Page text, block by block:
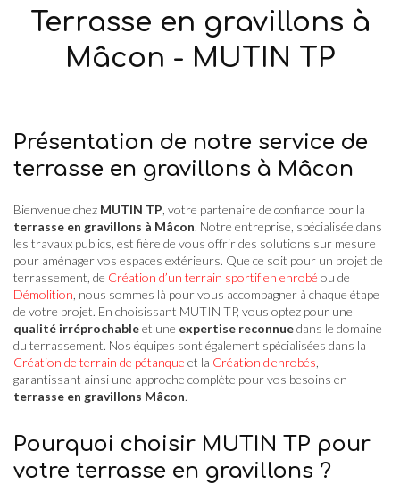
Terrasse en gravillons à
Mâcon - MUTIN TP
Présentation de notre service de
terrasse en gravillons à Mâcon
Bienvenue chez MUTIN TP , votre partenaire de confiance pour la
terrasse en gravillons à Mâcon. Notre entreprise, spécialisée dans
les travaux publics, est fière de vous offrir des solutions sur mesure
pour aménager vos espaces extérieurs. Que ce soit pour un projet de
terrassement, de Création d’un terrain sportif en enrobé ou de
Démolition , nous sommes là pour vous accompagner à chaque étape
de votre projet. En choisissant MUTIN TP, vous optez pour une
qualité irréprochableet une expertise reconnuedans le domaine
du terrassement. Nos équipes sont également spécialisées dans la
Création de terrain de pétanque et la Création d'enrobés
garantissant ainsi une approche complète pour vos besoins en
terrasse en gravillons Mâcon.
Pourquoi choisir MUTIN TP pour
votre terrasse en gravillons ?